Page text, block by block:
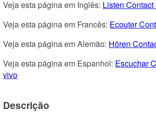
Veja esta página em Inglês: Listen
Veja esta página em Francês: Ecouter
Veja esta página em Alemão: Hören
Veja esta página em Espanhol: Escuchar
vivo
Descrição